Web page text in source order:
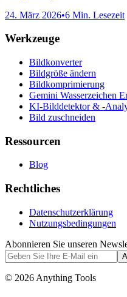
24. März 2026•6 Min. Lesezeit
Werkzeuge
Bildkonverter
Bildgröße ändern
Bildkomprimierung
Gemini Wasserzeichen
KI-Bilddetektor & -
Bild zuschneiden
Ressourcen
Blog
Rechtliches
Datenschutzerklärung
Nutzungsbedingungen
Abonnieren Sie unseren
© 2026 Anything Tools